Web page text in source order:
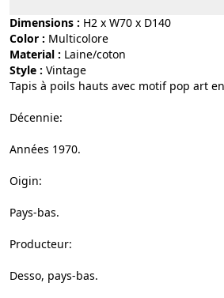
Dimensions : H2 x W70 x D140
Color :
multicolore
Material :
laine/coton
Style :
vintage
Tapis à poils hauts avec motif pop art
Décennie:
Années 1970.
Oigin:
Pays-bas.
Producteur:
Desso, pays-bas.